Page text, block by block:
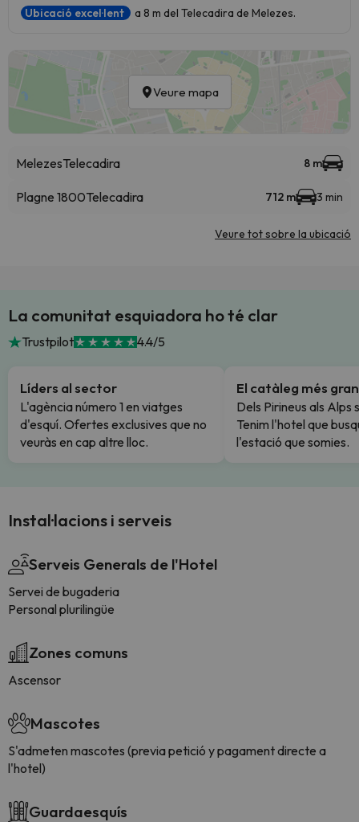
Ubicació excel·lent a 8 m del Telecadira de Melezes.
Veure mapa
MelezesTelecadira 8 m
Plagne 1800Telecadira 712 m 3 min
Veure tot sobre la ubicació
La comunitat esquiadora ho té clar
Trustpilot 4.4/5
Líders al sector
L'agència número 1 en viatges
d'esquí. Ofertes exclusives que no
veuràs en cap altre lloc.
El catàleg més gran
Dels Pirineus als Alps
Tenim l'hotel que
l'estació que somies.
Instal·lacions i serveis
Serveis Generals de l'Hotel
Servei de bugaderia
Personal plurilingüe
Zones comuns
Ascensor
Mascotes
S'admeten mascotes (previa petició y pagament directe a
l'hotel)
Guardaesquís